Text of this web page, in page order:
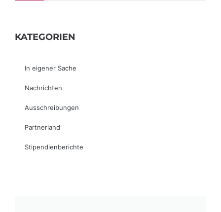
KATEGORIEN
In eigener Sache
Nachrichten
Ausschreibungen
Partnerland
Stipendienberichte